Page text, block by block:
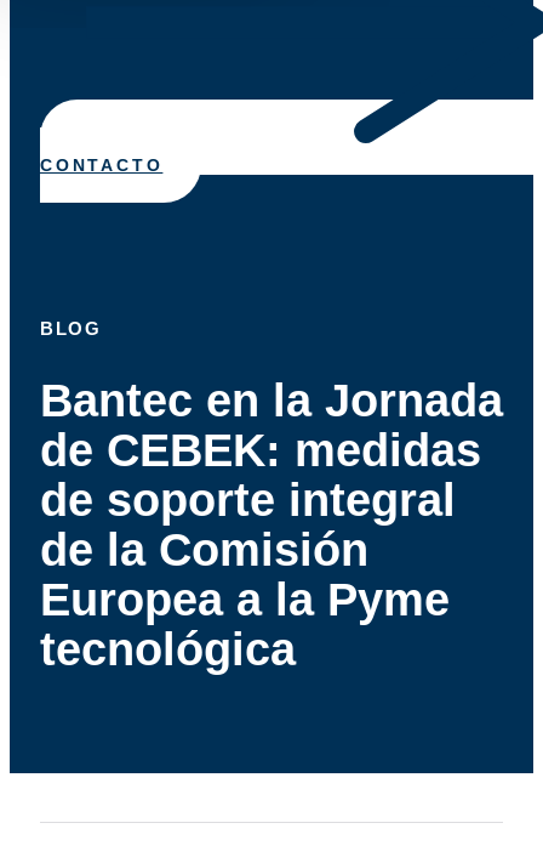
CONTACTO
BLOG
Bantec en la Jornada
de CEBEK: medidas
de soporte integral
de la Comisión
Europea a la Pyme
tecnológica